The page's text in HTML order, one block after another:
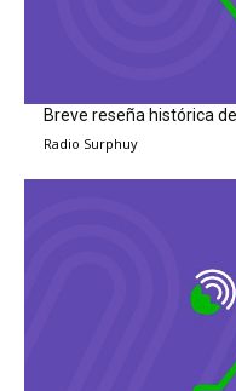
Breve reseña histórica
Radio Surphuy